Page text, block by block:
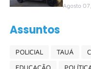
Agosto
Assuntos
POLICIAL TAUÁ
EDUCAÇÃO